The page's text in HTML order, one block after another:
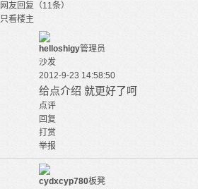
网友回复（11条）
只看楼主
helloshigy管理员
沙发
2012-9-23 14:58:50
给点介绍 就更好了呵
点评
回复
打赏
举报
cydxcyp780板凳